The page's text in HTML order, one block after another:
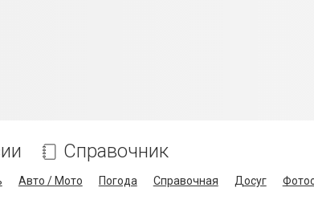
Справочник
Авто / Мото Погода Справочная Досуг